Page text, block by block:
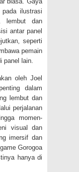
ilustrasi
lembut dan
antar panel
seperti
pemain
panel lain.
oleh Joel
dalam
lembut dan
perjalanan
momen-
visual dan
imersif dan
Gorogoa
hanya di